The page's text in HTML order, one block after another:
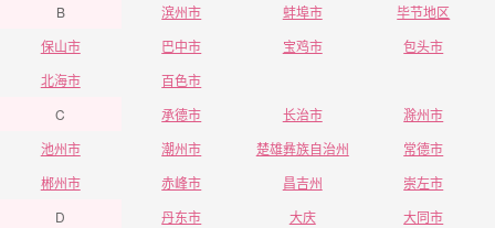
B
滨州市 蚌埠市
毕节地区
保山市
巴中市 宝鸡市
包头市
北海市
百色市
C
承德市 长治市
滁州市
池州市
潮州市 楚雄彝族自治州
常德市
郴州市
赤峰市 昌吉州
崇左市
D
丹东市 大庆
大同市